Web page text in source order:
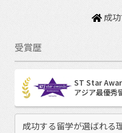
成
受賞歴
ST Star
アジア最優秀
成功する留学が選ばれる